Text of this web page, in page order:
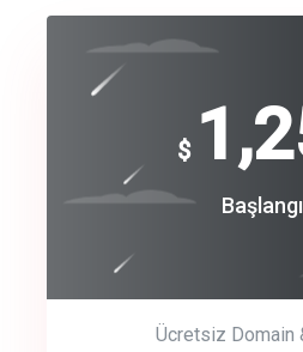
$
Ücretsiz Domain
Free
Basic